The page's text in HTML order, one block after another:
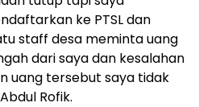
ke PTSL dan
staff desa meminta uang
dari saya dan kesalahan
uang tersebut saya tidak
Rofik.